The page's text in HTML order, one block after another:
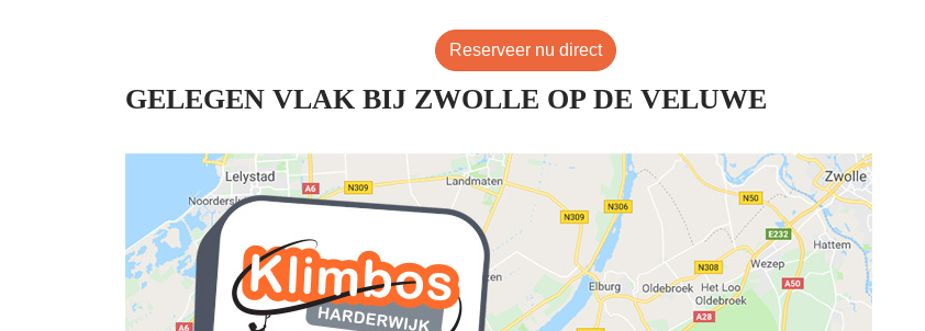
Reserveer nu direct
GELEGEN VLAK BIJ ZWOLLE OP DE VELUWE